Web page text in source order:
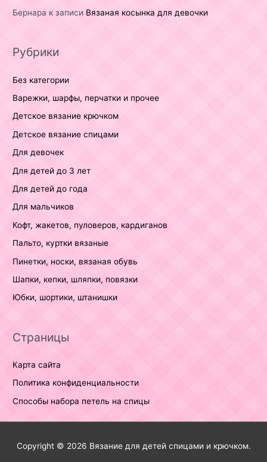
Бернара к записи Вязаная косынка для девочки
Рубрики
Без категории
Варежки, шарфы, перчатки и прочее
Детское вязание крючком
Детское вязание спицами
Для девочек
Для детей до 3 лет
Для детей до года
Для мальчиков
Кофт, жакетов, пуловеров, кардиганов
Пальто, куртки вязаные
Пинетки, носки, вязаная обувь
Шапки, кепки, шляпки, повязки
Юбки, шортики, штанишки
Страницы
Карта сайта
Политика конфиденциальности
Способы набора петель на спицы
Copyright © 2026 Вязание для детей спицами и крючком.